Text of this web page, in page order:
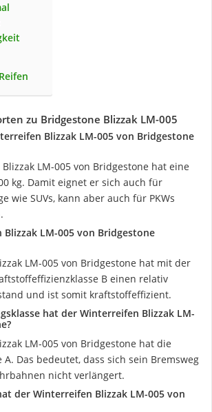
zu Bridgestone Blizzak LM-005
Blizzak LM-005 von Bridgestone
LM-005 von Bridgestone hat eine
kg. Damit eignet er sich auch für
wie SUVs, kann aber auch für PKWs
LM-005 von Bridgestone
LM-005 von Bridgestone hat mit der
B einen relativ
und ist somit kraftstoffeffizient.
hat der Winterreifen Blizzak LM-
LM-005 von Bridgestone hat die
A. Das bedeutet, dass sich sein Bremsweg
nicht verlängert.
der Winterreifen Blizzak LM-005 von